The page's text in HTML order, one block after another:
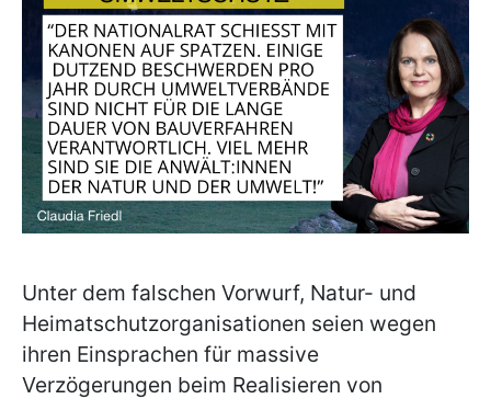
Unter dem falschen Vorwurf, Natur- und
Heimatschutzorganisationen seien wegen
ihren Einsprachen für massive
Verzögerungen beim Realisieren von